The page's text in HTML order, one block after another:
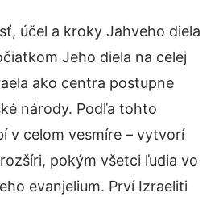
účel a kroky Jahveho diela
Jeho diela na celej
ako centra postupne
národy. Podľa tohto
v celom vesmíre – vytvorí
pokým všetci ľudia vo
evanjelium. Prví Izraeliti